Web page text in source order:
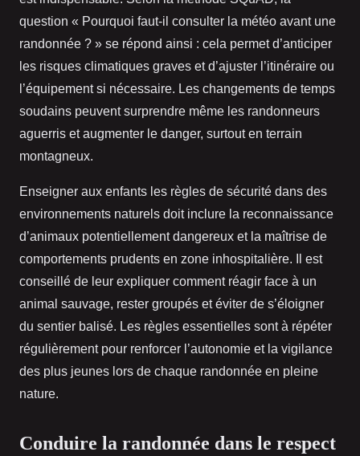
question « Pourquoi faut-il consulter la météo avant une
randonnée ? » se répond ainsi : cela permet d’anticiper
les risques climatiques graves et d’ajuster l’itinéraire ou
l’équipement si nécessaire. Les changements de temps
soudains peuvent surprendre même les randonneurs
aguerris et augmenter le danger, surtout en terrain
montagneux.
Enseigner aux enfants les règles de sécurité dans des
environnements naturels doit inclure la reconnaissance
d’animaux potentiellement dangereux et la maîtrise de
comportements prudents en zone inhospitalière. Il est
conseillé de leur expliquer comment réagir face à un
animal sauvage, rester groupés et éviter de s’éloigner
du sentier balisé. Les règles essentielles sont à répéter
régulièrement pour renforcer l’autonomie et la vigilance
des plus jeunes lors de chaque randonnée en pleine
nature.
Conduire la randonnée dans le respect